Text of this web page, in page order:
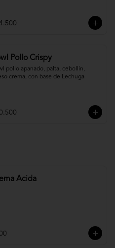
Pollo Crispy
pollo apanado, palta, cebollín,
crema, con base de Lechuga
Acida